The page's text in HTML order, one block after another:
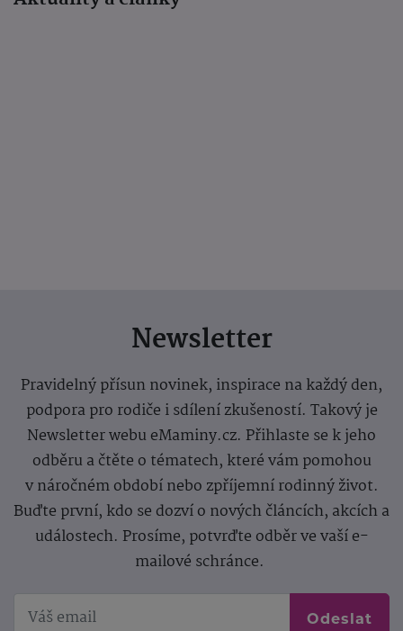
Newsletter
Pravidelný přísun novinek, inspirace na každý den,
podpora pro rodiče i sdílení zkušeností. Takový je
Newsletter webu eMaminy.cz. Přihlaste se k jeho
odběru a čtěte o tématech, které vám pomohou
v náročném období nebo zpříjemní rodinný život.
Buďte první, kdo se dozví o nových článcích, akcích a
událostech. Prosíme, potvrďte odběr ve vaší e-
mailové schránce.
Odeslat